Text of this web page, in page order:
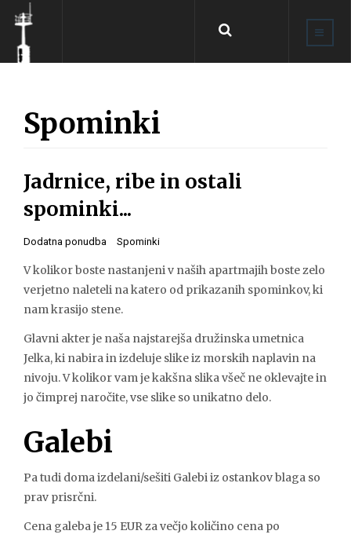
Search
Spominki
Jadrnice, ribe in ostali
spominki...
Dodatna ponudba Spominki
V kolikor boste nastanjeni v naših apartmajih boste zelo
verjetno naleteli na katero od prikazanih spominkov, ki
nam krasijo stene.
Glavni akter je naša najstarejša družinska umetnica
Jelka, ki nabira in izdeluje slike iz morskih naplavin na
nivoju. V kolikor vam je kakšna slika všeč ne oklevajte in
jo čimprej naročite, vse slike so unikatno delo.
Galebi
Pa tudi doma izdelani/sešiti Galebi iz ostankov blaga so
prav prisrčni.
Cena galeba je 15 EUR za večjo količino cena po